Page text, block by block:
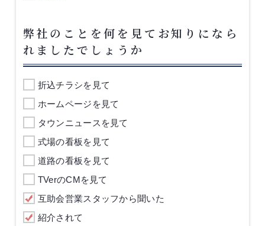
弊社のことを何を見てお知りになら
れましたでしょうか
折込チラシを見て
ホームページを見て
タウンニュースを見て
式場の看板を見て
道路の看板を見て
TVerのCMを見て
互助会営業スタッフから聞いた
紹介されて